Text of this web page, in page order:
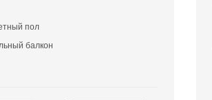
пол
балкон